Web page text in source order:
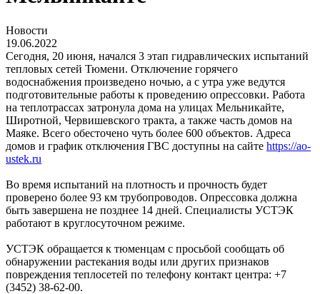
Новости
19.06.2022
Сегодня, 20 июня, начался 3 этап гидравлических испытаний
тепловых сетей Тюмени. Отключение горячего
водоснабжения произведено ночью, а с утра уже ведутся
подготовительные работы к проведению опрессовки. Работа
на теплотрассах затронула дома на улицах Мельникайте,
Широтной, Червишевского тракта, а также часть домов на
Маяке. Всего обесточено чуть более 600 объектов. Адреса
домов и график отключения ГВС доступны на сайте https://ao-
ustek.ru
Во время испытаний на плотность и прочность будет
проверено более 93 км трубопроводов. Опрессовка должна
быть завершена не позднее 14 дней. Специалисты УСТЭК
работают в круглосуточном режиме.
УСТЭК обращается к тюменцам с просьбой сообщать об
обнаружении растекания воды или других признаков
повреждения теплосетей по телефону контакт центра: +7
(3452) 38-62-00.